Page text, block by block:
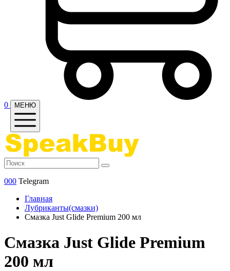
0 МЕНЮ
000 Telegram
Главная
Лубриканты(смазки)
Смазка Just Glide Premium 200 мл
Смазка Just Glide Premium
200 мл